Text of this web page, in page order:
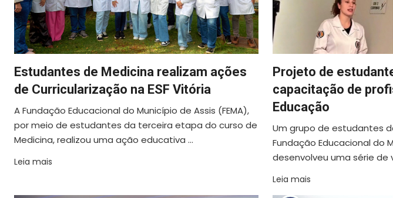
Estudantes de Medicina realizam ações
de Curricularização na ESF Vitória
A Fundação Educacional do Município de Assis (FEMA),
por meio de estudantes da terceira etapa do curso de
Medicina, realizou uma ação educativa ...
Leia mais
Projeto de
capacitação de
Educação
Um grupo de estudantes
Fundação Educacional do
desenvolveu uma série de
Leia mais